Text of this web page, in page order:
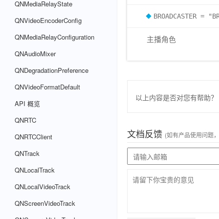
QNMediaRelayState
QNVideoEncoderConfig
QNMediaRelayConfiguration
QNAudioMixer
QNDegradationPreference
QNVideoFormatDefault
API 概览
QNRTC
QNRTCClient
QNTrack
QNLocalTrack
QNLocalVideoTrack
QNScreenVideoTrack
BROADCASTER =
主播角色
以上内容是否对您有帮助？
文档反馈 (如有产品使用问题